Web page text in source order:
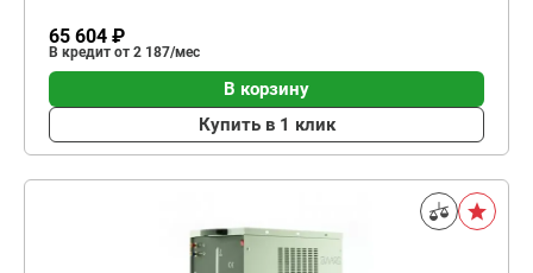
65 604 ₽
В кредит от 2 187/мес
В корзину
Купить в 1 клик